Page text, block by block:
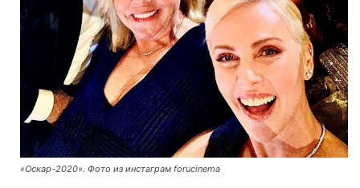
«Оскар-2020». Фото из инстаграм forucinema